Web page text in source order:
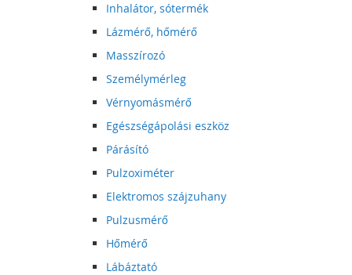
Inhalátor, sótermék
Lázmérő, hőmérő
Masszírozó
Személymérleg
Vérnyomásmérő
Egészségápolási eszköz
Párásító
Pulzoximéter
Elektromos szájzuhany
Pulzusmérő
Hőmérő
Lábáztató